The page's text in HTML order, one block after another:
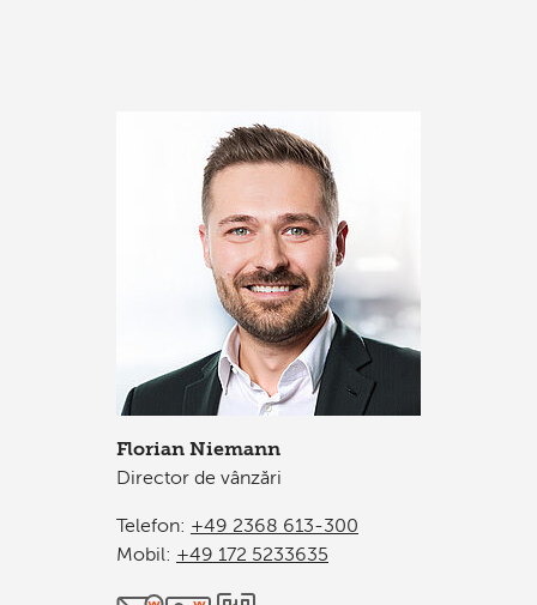
Florian Niemann
Director de vânzări
Telefon: +49 2368 613-300
Mobil: +49 172 5233635